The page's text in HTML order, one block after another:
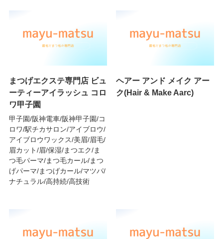
まつげエクステ専門店 ビュ
ーティーアイラッシュ コロ
ワ甲子園
甲子園/阪神電車/阪神甲子園/コ
ロワ/駅チカサロン/アイブロウ/
アイブロウワックス/美眉/眉毛/
眉カット/眉/保湿/まつエク/ま
つ毛パーマ/まつ毛カール/まつ
げパーマ/まつげカール/マツパ/
ナチュラル/高持続/高技術
ヘアー アンド メイク アー
ク(Hair & Make Aarc)